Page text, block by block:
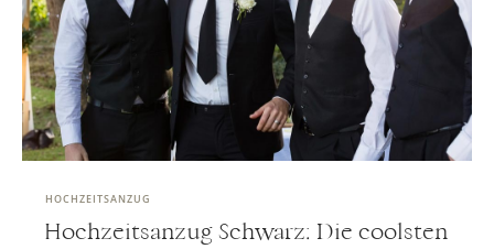
HOCHZEITSANZUG
Hochzeitsanzug Schwarz: Die coolsten